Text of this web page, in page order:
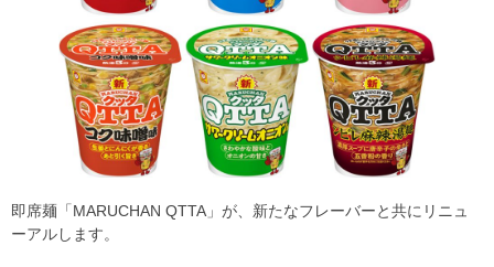
即席麺「MARUCHAN QTTA」が、新たなフレーバーと共にリニュ
ーアルします。